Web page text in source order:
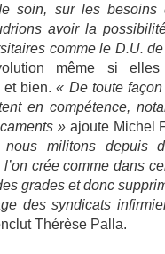
soin, sur les besoins
avoir la
comme le D.U.
même si
et bien.« De toute
en compétence,
» ajoute Michel
nous militons depuis
crée comme dans
grades et donc
des syndicats
Thérèse Palla.